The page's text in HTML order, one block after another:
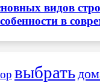
видов
в
выбрать